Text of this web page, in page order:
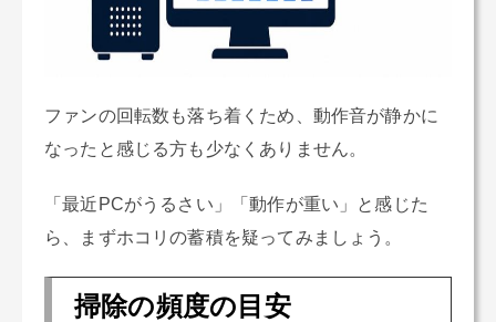
ファンの回転数も落ち着くため、動作音が静かに
なったと感じる方も少なくありません。
「最近PCがうるさい」「動作が重い」と感じた
ら、まずホコリの蓄積を疑ってみましょう。
掃除の頻度の目安